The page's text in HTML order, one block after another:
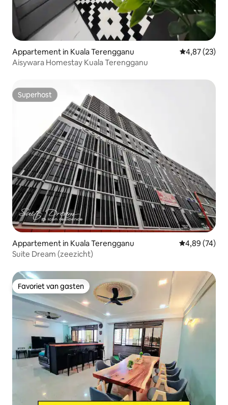
Appartement in Kuala Terengganu Gemiddelde
4,87 (23)
Aisywara Homestay Kuala Terengganu
Superhost
Superhost
Appartement in Kuala Terengganu Gemiddelde
4,89 (74)
Suite Dream (zeezicht)
Favoriet van gasten
Favoriet van gasten